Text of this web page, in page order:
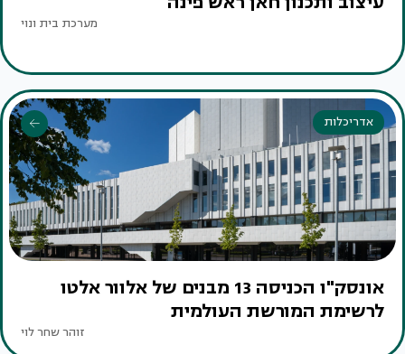
מערכת בית ונוי
אדריכלות
אונסק"ו הכניסה 13 מבנים של אלוור אלטו
לרשימת המורשת העולמית
זוהר שחר לוי